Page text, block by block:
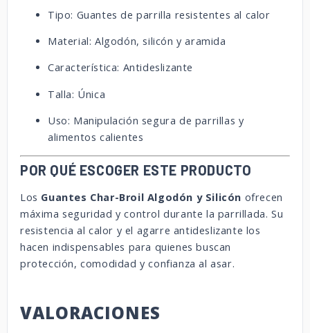
Tipo: Guantes de parrilla resistentes al calor
Material: Algodón, silicón y aramida
Característica: Antideslizante
Talla: Única
Uso: Manipulación segura de parrillas y
alimentos calientes
POR QUÉ ESCOGER ESTE PRODUCTO
Los Guantes Char-Broil Algodón y Silicón ofrecen
máxima seguridad y control durante la parrillada. Su
resistencia al calor y el agarre antideslizante los
hacen indispensables para quienes buscan
protección, comodidad y confianza al asar.
VALORACIONES